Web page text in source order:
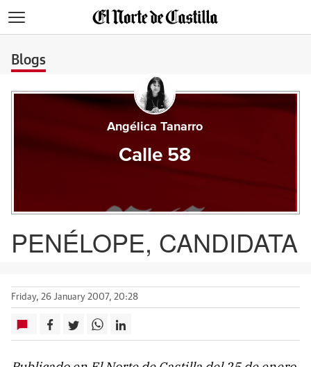
Blogs
Angélica Tanarro
Calle 58
PENÉLOPE, CANDIDATA
Friday, 26 January 2007, 20:28